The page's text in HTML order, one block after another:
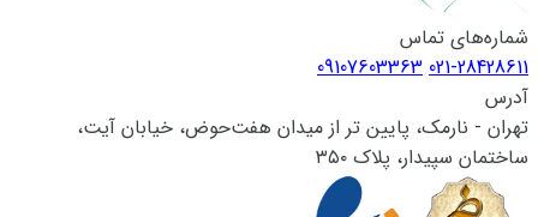
شماره‌های تماس
021-28428611
09107603363
آدرس
تهران - نارمک، پایین تر از میدان هفت‌حوض، خیابان آیت،
ساختمان سپیدار، پلاک ۳۵۰